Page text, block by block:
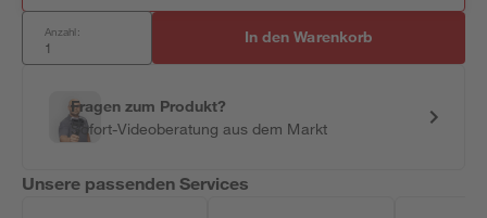
Anzahl: In den Warenkorb
Fragen zum Produkt?
Sofort-Videoberatung aus dem Markt
Unsere passenden Services